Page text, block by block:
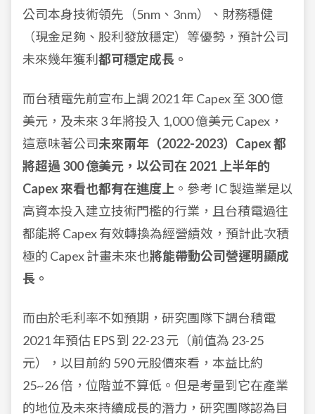
公司本身技術領先 （5nm、3nm）
、財務穩健
（現金足夠、股利發放穩定）等優勢，預計公司
未來幾年獲利 都可穩定成長。
而台積電先前宣布上調 2021 年 Capex 至 300 億
美元，及未來 3 年將投入 1,000 億美元 Capex，
這意味著公司未來兩年（2022-2023）Capex 都
將超過 300 億美元，以公司在 2021 上半年的
Capex 來看也都有在進度上 。參考 IC 製造業是以
高資本投入建立技術門檻的行業，且台積電過往
都能將 Capex 有效轉換為經營績效，預計此次積
極的 Capex 計畫未來也將能帶動公司營運明顯成
長。
而由於毛利率不如預期，研究團隊下調台積電
2021 年預估 EPS 到 22-23 元（前值為 23-25
元），以目前約 590 元股價來看，本益比約
25~26 倍，位階並不算低。但是考量到它在產業
的地位及未來持續成長的潛力，研究團隊認為目